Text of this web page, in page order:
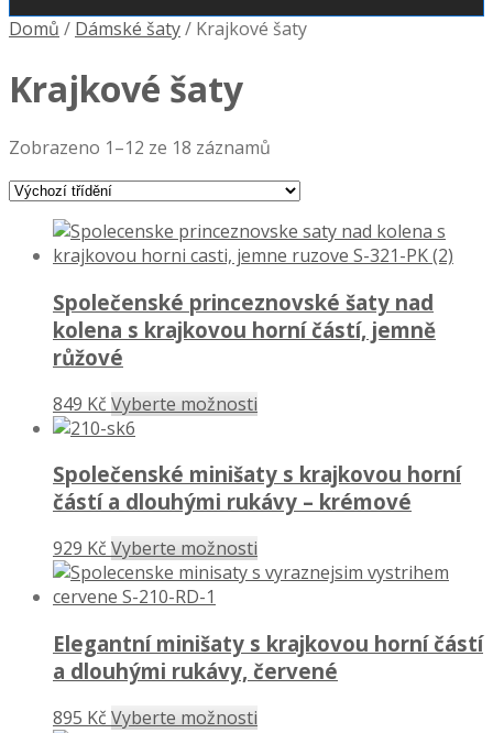
Domů / Dámské šaty/ Krajkové šaty
Krajkové šaty
Zobrazeno 1–12 ze 18 záznamů
Společenské princeznovské šaty nad
kolena s krajkovou horní částí, jemně
růžové
849 Kč Vyberte možnosti
Společenské minišaty s krajkovou horní
částí a dlouhými rukávy – krémové
929 Kč Vyberte možnosti
Elegantní minišaty s krajkovou horní částí
a dlouhými rukávy, červené
895 Kč Vyberte možnosti